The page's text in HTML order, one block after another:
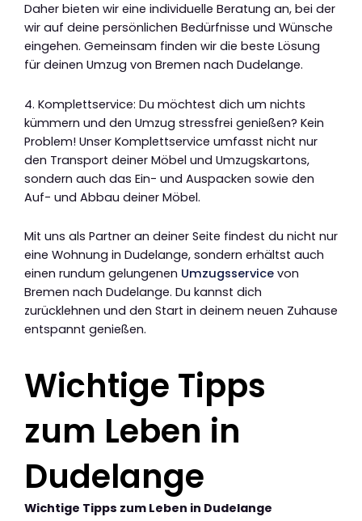
Daher bieten wir eine individuelle Beratung an, bei der
wir auf deine persönlichen Bedürfnisse und Wünsche
eingehen. Gemeinsam finden wir die beste Lösung
für deinen Umzug von Bremen nach Dudelange.
4. Komplettservice: Du möchtest dich um nichts
kümmern und den Umzug stressfrei genießen? Kein
Problem! Unser Komplettservice umfasst nicht nur
den Transport deiner Möbel und Umzugskartons,
sondern auch das Ein- und Auspacken sowie den
Auf- und Abbau deiner Möbel.
Mit uns als Partner an deiner Seite findest du nicht nur
eine Wohnung in Dudelange, sondern erhältst auch
einen rundum gelungenen Umzugsservice von
Bremen nach Dudelange. Du kannst dich
zurücklehnen und den Start in deinem neuen Zuhause
entspannt genießen.
Wichtige Tipps
zum Leben in
Dudelange
Wichtige Tipps zum Leben in Dudelange